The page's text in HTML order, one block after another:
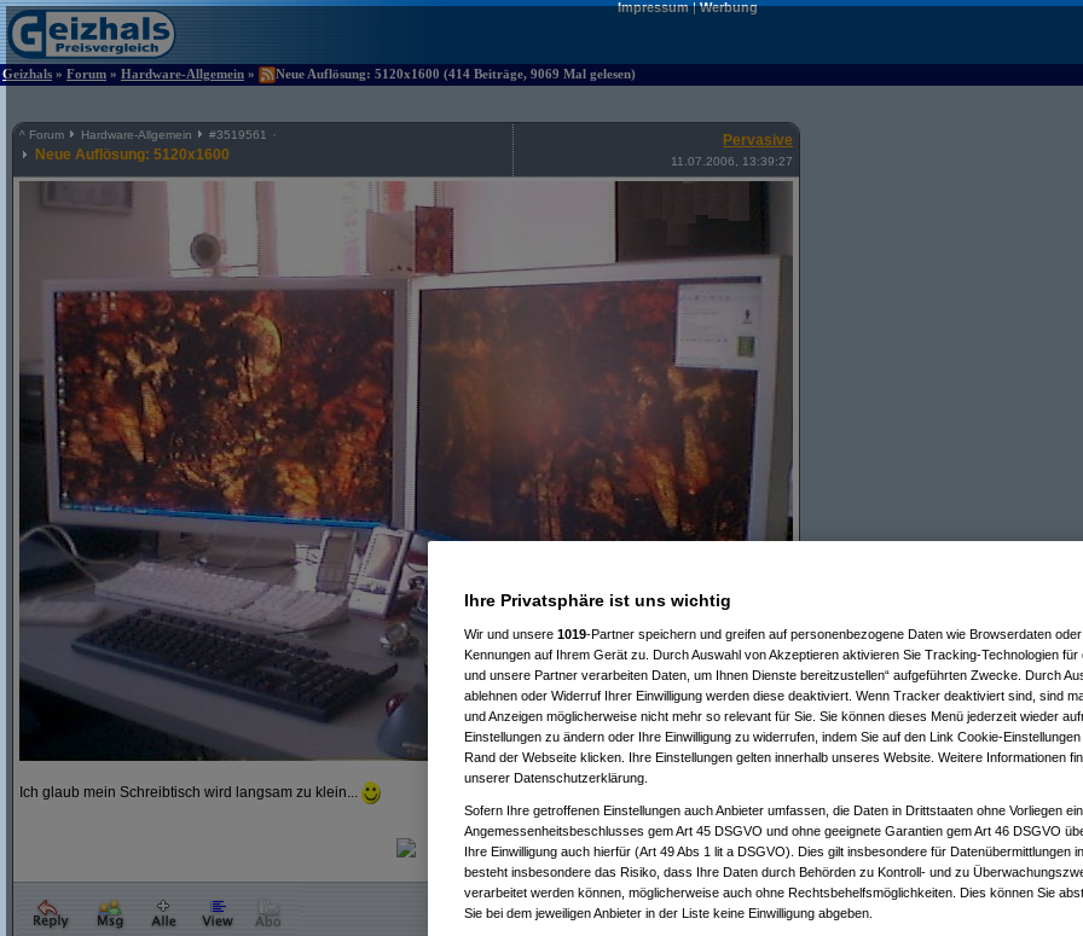
Impressum|Werbung
Geizhals » Forum » Hardware-Allgemein » Neue Auflösung: 5120x1600 (414 Beiträge, 9069 Mal gelesen)
^ Forum Hardware-Allgemein #3519561
Neue Auflösung: 5120x1600
Pervasive
11.07.2006, 13:39:27
Ich glaub mein Schreibtisch wird langsam zu klein...
Ihre Privatsphäre ist uns wichtig
Wir und unsere 1019-Partner speichern und greifen auf personenbezogene Daten wie Browserdaten
Kennungen auf Ihrem Gerät zu. Durch Auswahl von Akzeptieren aktivieren Sie Tracking-Technologien für
und unsere Partner verarbeiten Daten, um Ihnen Dienste bereitzustellen“ aufgeführten Zwecke. Durch
ablehnen oder Widerruf Ihrer Einwilligung werden diese deaktiviert. Wenn Tracker deaktiviert sind, sind
und Anzeigen möglicherweise nicht mehr so relevant für Sie. Sie können dieses Menü jederzeit wieder
Einstellungen zu ändern oder Ihre Einwilligung zu widerrufen, indem Sie auf den Link Cookie-
Rand der Webseite klicken. Ihre Einstellungen gelten innerhalb unseres Website. Weitere Informationen
unserer Datenschutzerklärung.
Sofern Ihre getroffenen Einstellungen auch Anbieter umfassen, die Daten in Drittstaaten ohne Vorliegen
Angemessenheitsbeschlusses gem Art 45 DSGVO und ohne geeignete Garantien gem Art 46 DSGVO
Ihre Einwilligung auch hierfür (Art 49 Abs 1 lit a DSGVO). Dies gilt insbesondere für Datenübermittlungen
besteht insbesondere das Risiko, dass Ihre Daten durch Behörden zu Kontroll- und zu
verarbeitet werden können, möglicherweise auch ohne Rechtsbehelfsmöglichkeiten. Dies können Sie
Sie bei dem jeweiligen Anbieter in der Liste keine Einwilligung abgeben.